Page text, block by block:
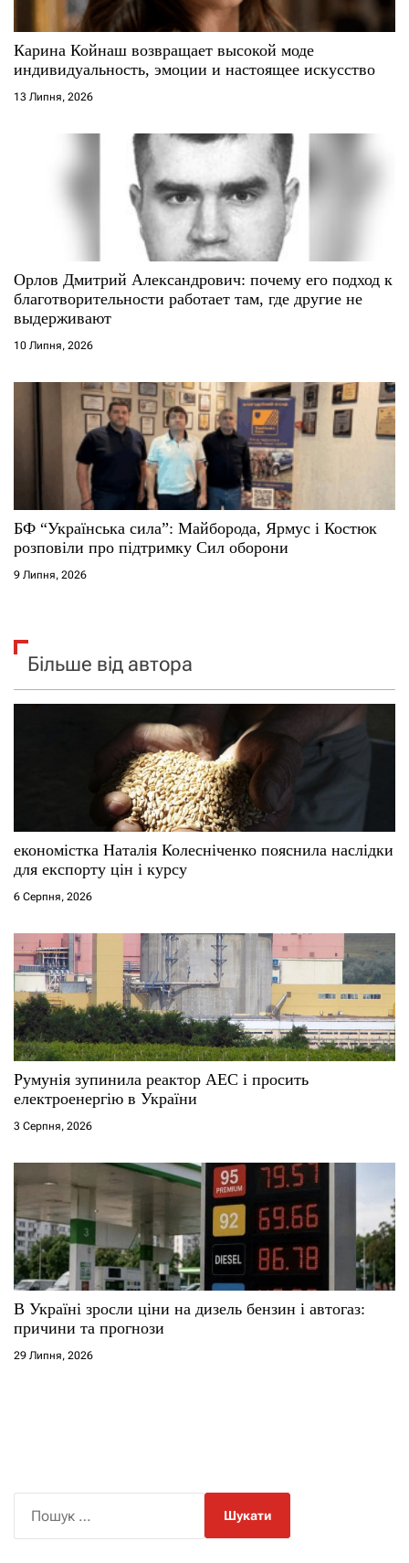
с
і
Карина Койнаш возвращает высокой моде
индивидуальность, эмоции и настоящее искусство
13 Липня, 2026
Орлов Дмитрий Александрович: почему его подход к
благотворительности работает там, где другие не
выдерживают
10 Липня, 2026
БФ “Українська сила”: Майборода, Ярмус і Костюк
розповіли про підтримку Сил оборони
9 Липня, 2026
Більше від автора
економістка Наталія Колесніченко пояснила наслідки
для експорту цін і курсу
6 Серпня, 2026
Румунія зупинила реактор АЕС і просить
електроенергію в України
3 Серпня, 2026
В Україні зросли ціни на дизель бензин і автогаз:
причини та прогнози
29 Липня, 2026